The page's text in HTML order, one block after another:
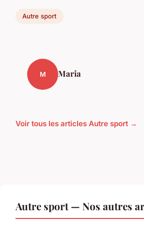
Autre sport
M Maria
Voir tous les articles Autre sport →
Autre sport — Nos autres